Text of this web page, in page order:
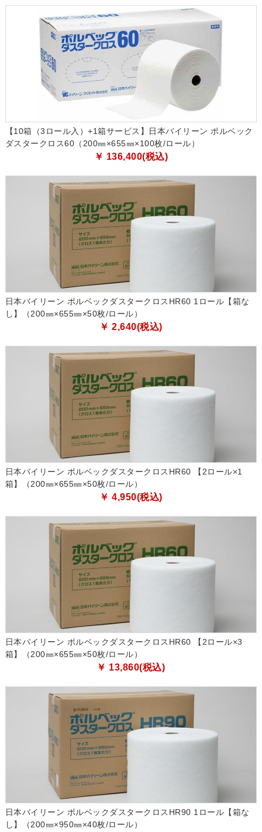
【10箱（3ロール入）+1箱サービス】日本バイリーン ポルベック
ダスタークロス60（200㎜×655㎜×100枚/ロール）
￥ 136,400(税込)
日本バイリーン ポルベックダスタークロスHR60 1ロール【箱な
し】（200㎜×655㎜×50枚/ロール）
￥ 2,640(税込)
日本バイリーン ポルベックダスタークロスHR60 【2ロール×1
箱】（200㎜×655㎜×50枚/ロール）
￥ 4,950(税込)
日本バイリーン ポルベックダスタークロスHR60 【2ロール×3
箱】（200㎜×655㎜×50枚/ロール）
￥ 13,860(税込)
日本バイリーン ポルベックダスタークロスHR90 1ロール【箱な
し】（200㎜×950㎜×40枚/ロール）